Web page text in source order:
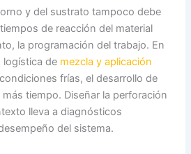
y del sustrato tampoco debe
de reacción del material
la programación del trabajo. En
logística de mezcla y aplicación
frías, el desarrollo de
tiempo. Diseñar la perforación
lleva a diagnósticos
del sistema.